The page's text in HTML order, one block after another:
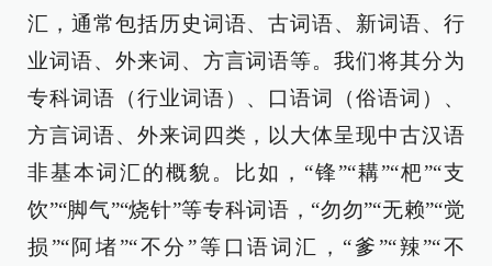
汇，通常包括历史词语、古词语、新词语、行
业词语、外来词、方言词语等。我们将其分为
专科词语（行业词语）、口语词（俗语词）、
方言词语、外来词四类，以大体呈现中古汉语
非基本词汇的概貌。比如，“锋”“耩”“杷”“支
饮”“脚气”“烧针”等专科词语，“勿勿”“无赖”“觉
损”“阿堵”“不分”等口语词汇，“爹”“辣”“不